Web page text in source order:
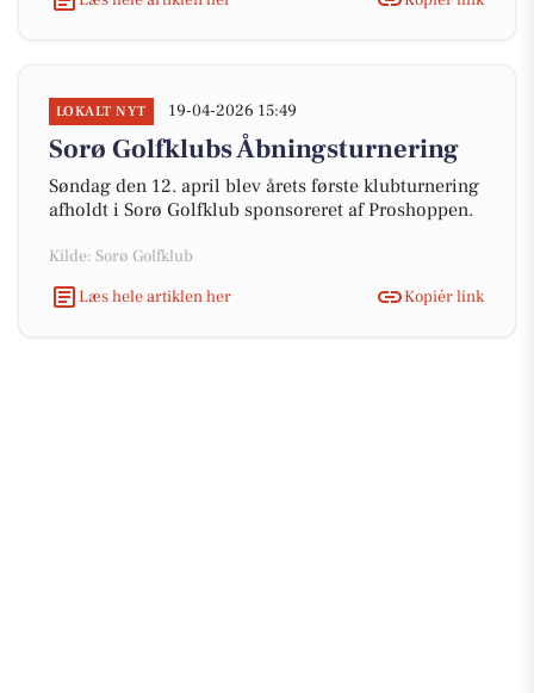
LOKALT NYT 19-04-2026 15:49
Sorø Golfklubs Åbningsturnering
Søndag den 12. april blev årets første klubturnering
afholdt i Sorø Golfklub sponsoreret af Proshoppen.
Kilde: Sorø Golfklub
Læs hele artiklen her
Kopiér link